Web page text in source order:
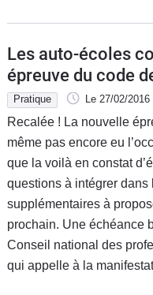
Les auto-écoles
épreuve du code
Pratique Le 27/02/2016
Recalée ! La nouvelle
même pas encore eu
que la voilà en constat
questions à intégrer dans
supplémentaires à
prochain. Une échéance
Conseil national des
qui appelle à la